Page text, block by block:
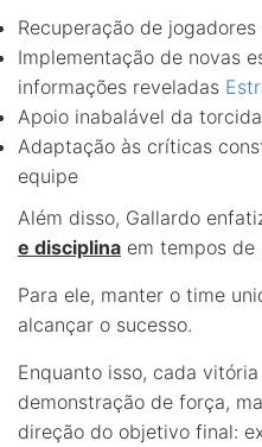
Recuperação de jogadores
Implementação de novas
informações reveladas
Apoio inabalável da
Adaptação às críticas
equipe
Além disso, Gallardo
e disciplina em tempos de
Para ele, manter o time
alcançar o sucesso.
Enquanto isso, cada
demonstração de força,
direção do objetivo final: